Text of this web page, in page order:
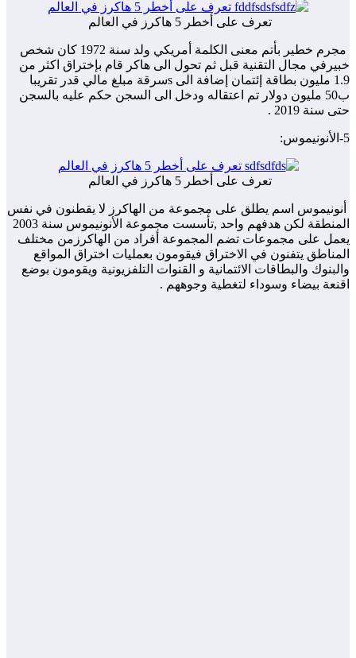
تعرف على أخطر 5 هاكرز في العالم
مجرم خطير بأتم معنى الكلمة أمريكي ولد سنة 1972 كان شخص
خبيرفي مجال التقنية قبل ثم تحول الى هاكر قام بإختراق اكثر من
1.9 مليون بطاقة إئتمان إضافة الى sسرقة مبلغ مالي قدر تقريبا
ب50 مليون دولار تم اعتقاله ودخل الى السجن حكم عليه بالسجن
حتى سنة 2019 .
5-الأنونيموس:
تعرف على أخطر 5 هاكرز في العالم
أنونيموس اسم يطلق على مجموعة من الهاكرز لا يقطنون في نفس
المنطقة لكن هدفهم واحد ,تأسست مجموعة الأنونيموس سنة 2003
يعمل على مجموعات تضم المجموعة أفراد من الهاكرزمن مختلف
المناطق يتفنون في الاختراق فيقومون بعمليات اختراق المواقع
والبنوك والبطاقات الائتمانية و القنوات التلفزيونية ويقومون بوضع
اقنعة بيضاء وسوداء لتغطية وجوههم .